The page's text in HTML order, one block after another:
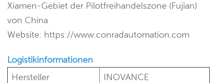
Xiamen-Gebiet der Pilotfreihandelszone (Fujian)
von China
Website: https://www.conradautomation.com
Logistikinformationen
Hersteller
INOVANCE